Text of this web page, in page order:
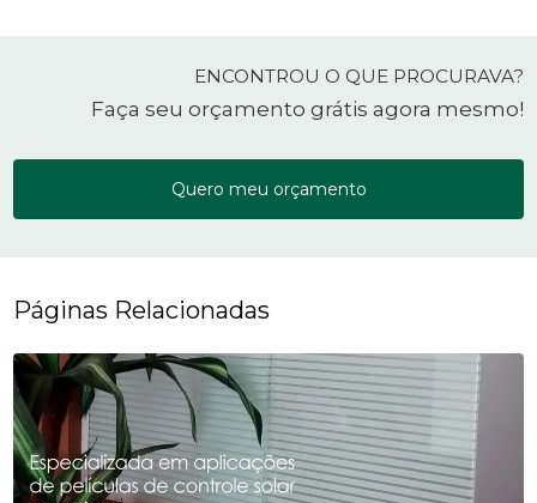
ENCONTROU O QUE PROCURAVA?
Faça seu orçamento grátis agora mesmo!
Quero meu orçamento
Páginas Relacionadas